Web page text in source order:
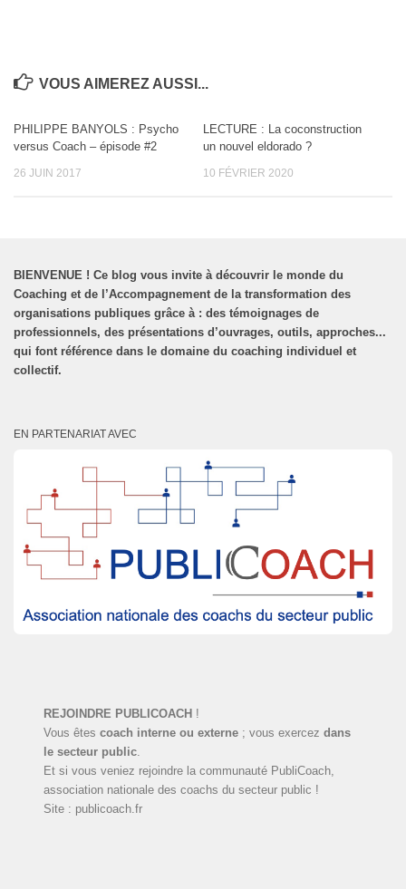
VOUS AIMEREZ AUSSI...
PHILIPPE BANYOLS : Psycho
versus Coach – épisode #2
26 JUIN 2017
LECTURE : La coconstruction
un nouvel eldorado ?
10 FÉVRIER 2020
BIENVENUE ! Ce blog vous invite à découvrir le monde du
Coaching et de l’Accompagnement de la transformation des
organisations publiques grâce à : des témoignages de
professionnels, des présentations d’ouvrages, outils, approches...
qui font référence dans le domaine du coaching individuel et
collectif.
EN PARTENARIAT AVEC
REJOINDRE PUBLICOACH !
Vous êtescoach interne ou externe ; vous exercezdans
le secteur public.
Et si vous veniez rejoindre la communauté PubliCoach,
association nationale des coachs du secteur public !
Site : publicoach.fr